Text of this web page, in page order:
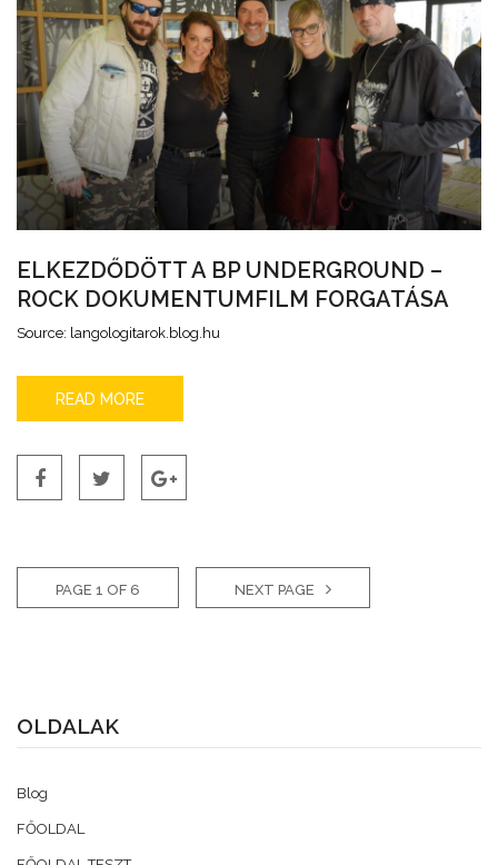
ELKEZDŐDÖTT A BP UNDERGROUND –
ROCK DOKUMENTUMFILM FORGATÁSA
Source: langologitarok.blog.hu
READ MORE
PAGE 1 OF 6 NEXT PAGE
OLDALAK
Blog
FŐOLDAL